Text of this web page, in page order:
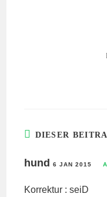
DIESER
hund6 JAN 2015
Korrektur : seiD